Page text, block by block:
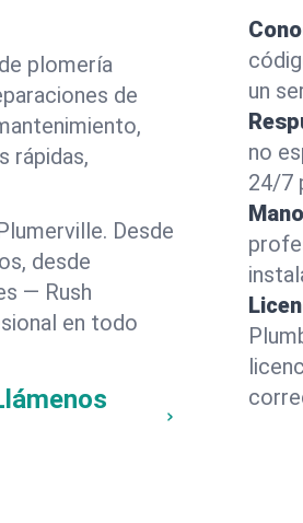
plomería
de
rápidas,
Desde
desde
— Rush
en todo
un
no
24/7